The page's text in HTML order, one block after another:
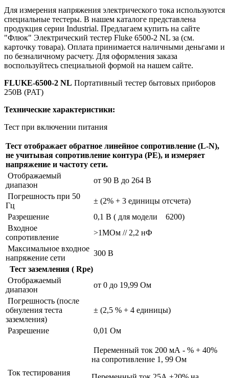
Для измерения напряжения электрического тока используются
специальные тестеры. В нашем каталоге представлена
продукция серии Industrial. Предлагаем купить на сайте
"Флюк" Электрический тестер Fluke 6500-2 NL за (см.
карточку товара). Оплата принимается наличными деньгами и
по безналичному расчету. Для оформления заказа
воспользуйтесь специальной формой на нашем сайте.
FLUKE-6500-2 NL Портативный тестер бытовых приборов
250В (PAT)
Технические характеристики:
Тест при включении питания
Тест отображает обратное линейное сопротивление (L-N),
не учитывая сопротивление контура (PE), и измеряет
напряжение и частоту сети.
Отображаемый
диапазон
от 90 В до 264 В
Погрешность при 50
Гц
± (2% + 3 единицы отсчета)
Разрешение
0,1 В ( для модели 6200)
Входное
сопротивление
>1МОм // 2,2 нФ
Максимальное входное
напряжение сети
300 В
Тест заземления ( Rpe)
Отображаемый
диапазон
от 0 до 19,99 Ом
Погрешность (после
обнуления теста
заземления)
± (2,5 % + 4 единицы)
Разрешение 0,01 Ом
Ток тестирования
Переменный ток 200 мА - % + 40%
на сопротивление 1, 99 Ом